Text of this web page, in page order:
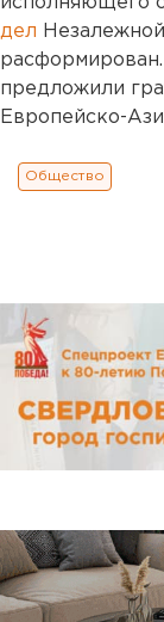
дел
предложили
Европейско-
Общество